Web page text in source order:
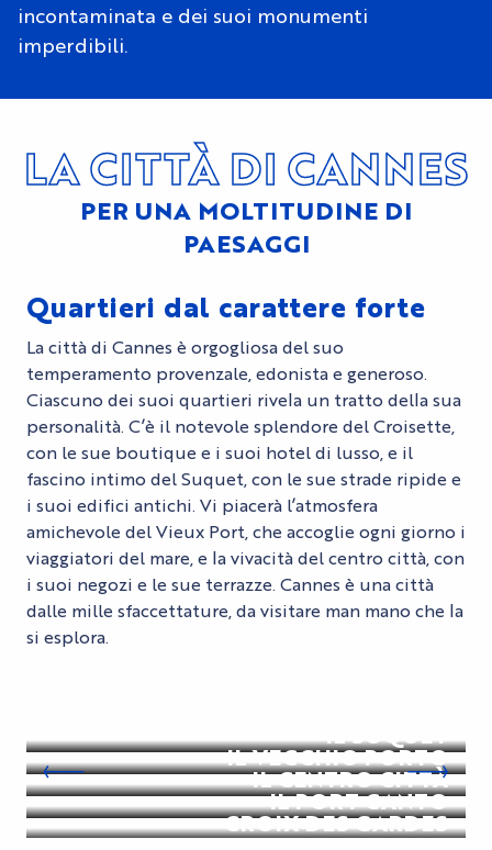
incontaminata e dei suoi monumenti
imperdibili.
LA CITTÀ DI CANNES
PER UNA MOLTITUDINE DI
PAESAGGI
Quartieri dal carattere forte
La città di Cannes è orgogliosa del suo
temperamento provenzale, edonista e generoso.
Ciascuno dei suoi quartieri rivela un tratto della sua
personalità. C’è il notevole splendore del Croisette,
con le sue boutique e i suoi hotel di lusso, e il
fascino intimo del Suquet, con le sue strade ripide e
i suoi edifici antichi. Vi piacerà l’atmosfera
amichevole del Vieux Port, che accoglie ogni giorno i
viaggiatori del mare, e la vivacità del centro città, con
i suoi negozi e le sue terrazze. Cannes è una città
dalle mille sfaccettature, da visitare man mano che la
si esplora.
IL SUQUET
IL VECCHIO PORTO
IL CENTRO CITTÀ
IL PORT CANTO
CROIX DES GARDES